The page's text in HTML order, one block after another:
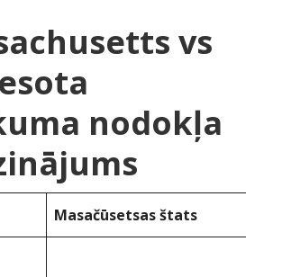
vs
nodokļa
Masačūsetsas štats